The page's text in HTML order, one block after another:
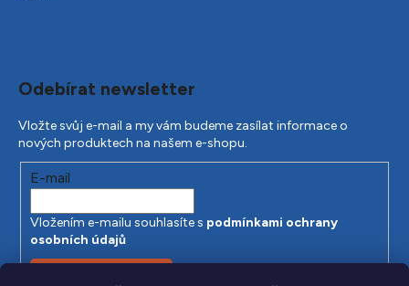
Odebírat newsletter
Vložte svůj e-mail a my vám budeme zasílat informace o
nových produktech na našem e-shopu.
E-mail
Vložením e-mailu souhlasíte s podmínkami ochrany
osobních údajů
PŘIHLÁSIT SE